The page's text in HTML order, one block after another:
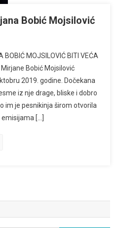
Bobić Mojsilović
BOBIĆ MOJSILOVIĆ BITI VEĆA
Bobić Mojsilović
2019. godine. Dočekana
iz nje drage, bliske i dobro
im je pesnikinja širom otvorila
[…]